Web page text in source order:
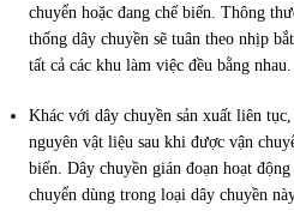
chuyển hoặc đang chế biến. Thông
thống dây chuyền sẽ tuân theo nhịp
tất cả các khu làm việc đều bằng nhau.
Khác với dây chuyền sản xuất liên
nguyên vật liệu sau khi được vận
biến. Dây chuyền gián đoạn hoạt
chuyển dùng trong loại dây chuyền